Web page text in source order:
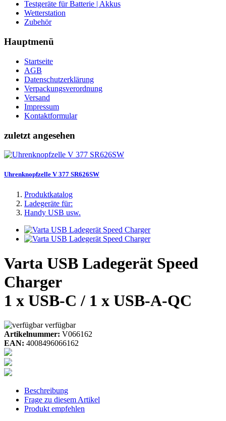
Testgeräte für Batterie | Akkus
Wetterstation
Zubehör
Hauptmenü
Startseite
AGB
Datenschutzerklärung
Verpackungsverordnung
Versand
Impressum
Kontaktformular
zuletzt angesehen
Uhrenknopfzelle V 377 SR626SW
Produktkatalog
Ladegeräte für:
Handy USB usw.
Varta USB Ladegerät Speed
Charger
1 x USB-C / 1 x USB-A-QC
verfügbar
Artikelnummer: V066162
EAN: 4008496066162
Beschreibung
Frage zu diesem Artikel
Produkt empfehlen